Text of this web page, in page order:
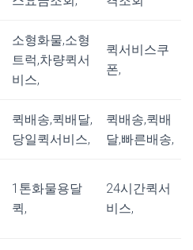
소형화물,소형
트럭,차량퀵서
비스,
퀵서비스쿠
폰,
퀵배송,퀵배달,
당일퀵서비스,
퀵배송,퀵배
달,빠른배송,
1톤화물용달
퀵,
24시간퀵서
비스,